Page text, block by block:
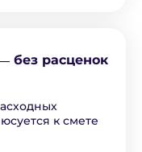
без расценок
к смете